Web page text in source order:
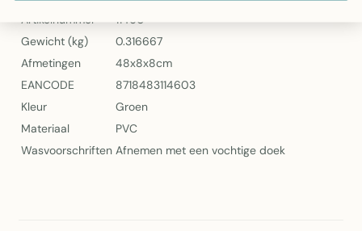
Artikelnummer
11460
Gewicht (kg)
0.316667
Afmetingen
48x8x8cm
EANCODE
8718483114603
Kleur
Groen
Materiaal
PVC
Wasvoorschriften Afnemen met een vochtige doek